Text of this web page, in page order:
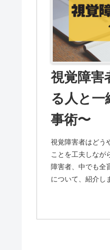
視覚障害
る人と一
事術〜
視覚障害者はどう
ことを工夫しなが
障害者、中でも全
について、紹介し